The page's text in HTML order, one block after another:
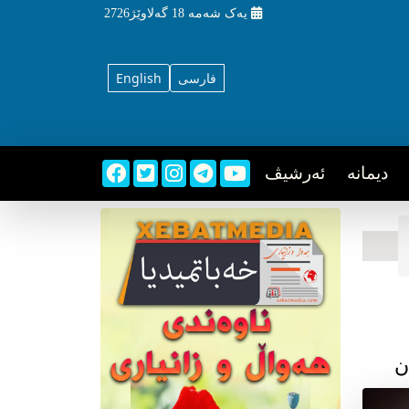
یه‌ک شه‌مه‌ 18 گه‌لاوێژ2726
English فارسی
دیمانه ئه‌رشیڤ